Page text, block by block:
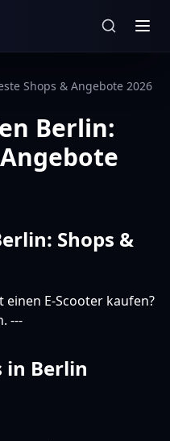
Shops & Angebote 2026
Berlin:
Shops &
E-Scooter kaufen?
---
in Berlin